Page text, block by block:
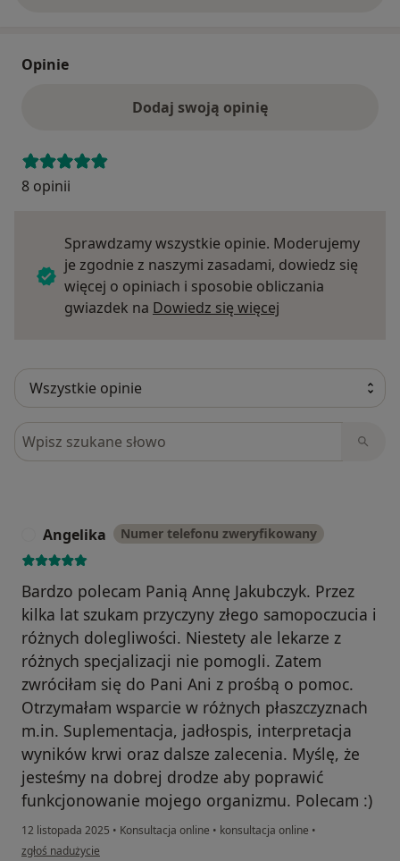
Opinie
Dodaj swoją opinię
8 opinii
Sprawdzamy wszystkie opinie. Moderujemy
je zgodnie z naszymi zasadami, dowiedz się
więcej o opiniach i sposobie obliczania
gwiazdek na Dowiedz się więcej
Szukaj w opiniach
Angelika Numer telefonu zweryfikowany
Bardzo polecam Panią Annę Jakubczyk. Przez
kilka lat szukam przyczyny złego samopoczucia i
różnych dolegliwości. Niestety ale lekarze z
różnych specjalizacji nie pomogli. Zatem
zwróciłam się do Pani Ani z prośbą o pomoc.
Otrzymałam wsparcie w różnych płaszczyznach
m.in. Suplementacja, jadłospis, interpretacja
wyników krwi oraz dalsze zalecenia. Myślę, że
jesteśmy na dobrej drodze aby poprawić
funkcjonowanie mojego organizmu. Polecam :)
12 listopada 2025 • Konsultacja online • konsultacja online •
w opinii użytkownika Angelika
zgłoś nadużycie